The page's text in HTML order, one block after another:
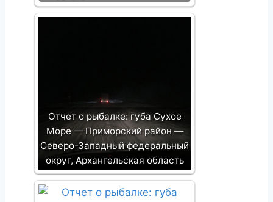
Отчет о рыбалке: губа Сухое
Море — Приморский район —
Северо-Западный федеральный
округ, Архангельская область